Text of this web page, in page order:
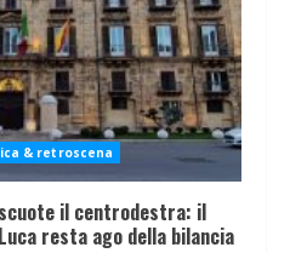
& retroscena
il centrodestra: il
resta ago della bilancia